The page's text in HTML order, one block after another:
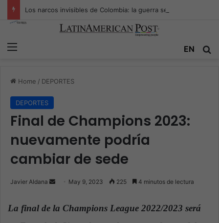
EN
Home / DEPORTES
DEPORTES
Final de Champions 2023:
nuevamente podría
cambiar de sede
Javier Aldana
n
May 9, 2023 225 4 minutos de lectura
La final de la Champions League 2022/2023 será